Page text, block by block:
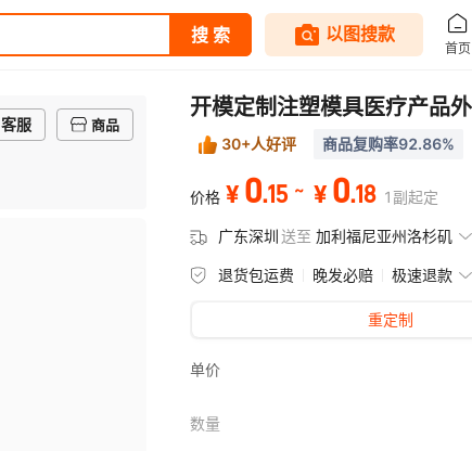
客服
商品
开模定制注塑模具医疗产品
30+人好评 商品复购率92.86%
价格 ¥ 0.15 ¥ 0.18 1 副起定
广东深圳送至 加利福尼亚州洛杉矶
退货包运费 晚发必赔 极速退款
重定制
单价
数量